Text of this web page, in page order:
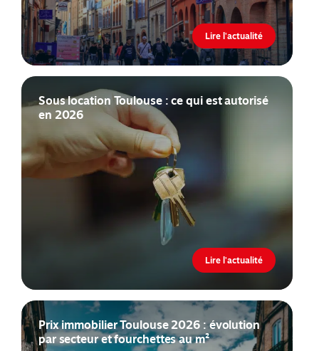
Lire l'actualité
Sous location Toulouse : ce qui est autorisé
en 2026
Lire l'actualité
Prix immobilier Toulouse 2026 : évolution
par secteur et fourchettes au m²